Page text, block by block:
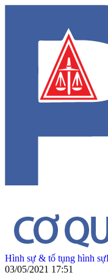
Hình sự & tố tụng hình sự
03/05/2021 17:51